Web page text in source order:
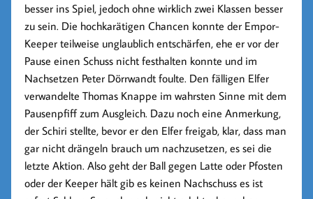
besser ins Spiel, jedoch ohne wirklich zwei Klassen besser
zu sein. Die hochkarätigen Chancen konnte der Empor-
Keeper teilweise unglaublich entschärfen, ehe er vor der
Pause einen Schuss nicht festhalten konnte und im
Nachsetzen Peter Dörrwandt foulte. Den fälligen Elfer
verwandelteThomas Knappe im wahrsten Sinne mit dem
Pausenpfiff zum Ausgleich. Dazu noch eine Anmerkung,
der Schiri stellte, bevor er den Elfer freigab, klar, dass man
gar nicht drängeln brauch um nachzusetzen, es sei die
letzte Aktion. Also geht der Ball gegen Latte oder Pfosten
oder der Keeper hält gib es keinen Nachschuss es ist